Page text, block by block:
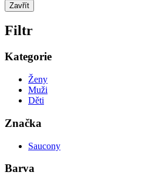
Zavřít
Filtr
Kategorie
Ženy
Muži
Děti
Značka
Saucony
Barva